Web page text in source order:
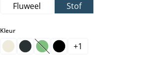
Fluweel Stof
Kleurselect
(Deze optie is momenteel niet
+1